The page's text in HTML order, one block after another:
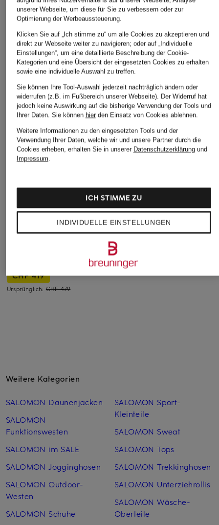
SALOMON
Skihelm DRIVER
PRIME SIGMA
CHF 419
Ursprünglich: CHF 479
SALOMON
Skihelm ARCANE
PRIME MIPS
CHF 219
Ursprünglich: CHF 319
SMITH
Skihelm DESCEND
MIPS
Weitere Kategorien
SALOMON Daunenjacken
SALOMON
Funktionswesten
SALOMON im SALE
SALOMON Jogginghosen
SALOMON Outdoor-
Westen
SALOMON Schuhe
SALOMON Sport-
Kleinteile
SALOMON Sweat
SALOMON Tops
SALOMON Trekkinghosen
SALOMON Unterziehrollis
SALOMON Wäsche-
Oberteile
unserer Webseite, um diese für Sie zu verbessern oder zur
Optimierung der Werbeaussteuerung.
Klicken Sie auf „Ich stimme zu“ um alle Cookies zu akzeptieren und
direkt zur Webseite weiter zu navigieren; oder auf „Individuelle
Einstellungen“, um eine detaillierte Beschreibung der Cookie-
Kategorien und eine Übersicht der eingesetzten Cookies zu erhalten
sowie eine individuelle Auswahl zu treffen.
Sie können Ihre Tool-Auswahl jederzeit nachträglich ändern oder
widerrufen (z.B. im Fußbereich unserer Webseite). Der Widerruf hat
jedoch keine Auswirkung auf die bisherige Verwendung der Tools und
Ihrer Daten. Sie können hierden Einsatz von Cookies ablehnen.
Weitere Informationen zu den eingesetzten Tools und der
Verwendung Ihrer Daten, welche wir und unsere Partner durch die
Cookies erheben, erhalten Sie in unserer Datenschutzerklärungund
Impressum.
INDIVIDUELLE EINSTELLUNGEN
ICH STIMME ZU